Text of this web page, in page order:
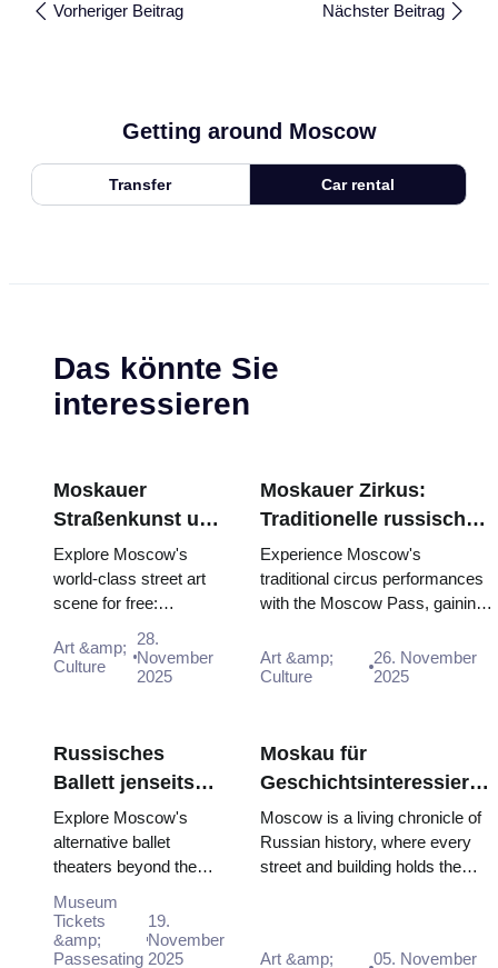
Vorheriger Beitrag Nächster Beitrag
Getting around Moscow
Transfer Car rental
Das könnte Sie
interessieren
Moskauer
Straßenkunst und
Graffiti: Urbaner
Kulturführer mit
dem Moscow
Pass (2025–2026)
Explore Moscow's
world-class street art
scene for free:
Artplay and guided
tours all included in
Art &amp;
Culture
28.
November
2025
Moskauer Zirkus:
Traditionelle russische
Unterhaltung mit dem
Pass
Experience Moscow's
traditional circus performances
with the Moscow Pass, gaining
and unfor...
Art &amp;
Culture
26. November
2025
Russisches
Ballett jenseits
des Bolschoi:
Alternative
Theater in
Moskau
Explore Moscow's
alternative ballet
theaters beyond the
interpretations and
unique dance
experiences.
Museum
Tickets
&amp;
Passesating
19.
November
2025
Moskau für
Geschichtsinteressierte:
Kompletter Zeitreise-
Tour mit Pass
Moscow is a living chronicle of
Russian history, where every
street and building holds the
Art &amp;
05. November